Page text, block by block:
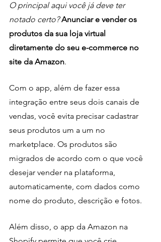
O principal aqui você já deve ter
notado certo? Anunciar e vender os
produtos da sua loja virtual
diretamente do seu e-commerce no
site da Amazon.
Com o app, além de fazer essa
integração entre seus dois canais de
vendas, você evita precisar cadastrar
seus produtos um a um no
marketplace. Os produtos são
migrados de acordo com o que você
desejar vender na plataforma,
automaticamente, com dados como
nome do produto, descrição e fotos.
Além disso, o app da Amazon na